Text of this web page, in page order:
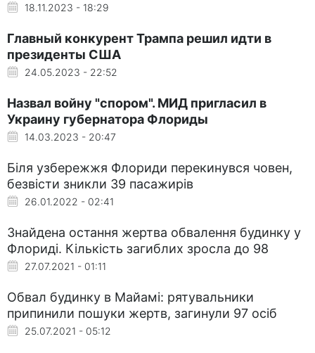
18.11.2023 - 18:29
Главный конкурент Трампа решил идти в
президенты США
24.05.2023 - 22:52
Назвал войну "спором". МИД пригласил в
Украину губернатора Флориды
14.03.2023 - 20:47
Біля узбережжя Флориди перекинувся човен,
безвісти зникли 39 пасажирів
26.01.2022 - 02:41
Знайдена остання жертва обвалення будинку у
Флориді. Кількість загиблих зросла до 98
27.07.2021 - 01:11
Обвал будинку в Майамі: рятувальники
припинили пошуки жертв, загинули 97 осіб
25.07.2021 - 05:12